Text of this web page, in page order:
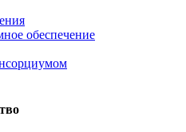
обеспечение